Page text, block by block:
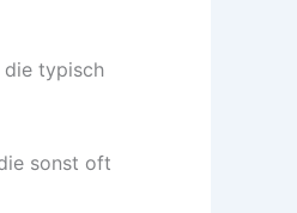
die typisch
sonst oft